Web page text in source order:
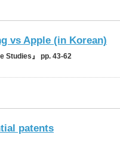
vs Apple (in Korean)
Studies』 pp. 43-62
patents